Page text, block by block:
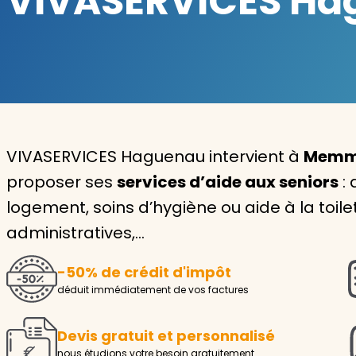
Aide à la personne
Handicaps
Voir tous les services
VIVASERVICES Haguenau intervient à
proposer ses services d’aide aux seniors :
logement, soins d’hygiène ou aide à la
administratives,…
-50% de crédit d'impôt
déduit immédiatement de vos factures
Devis gratuit et personnalisé